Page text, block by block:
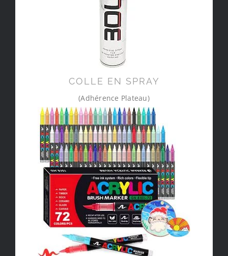
COLLE EN SPRAY
(Adhérence Plateau)